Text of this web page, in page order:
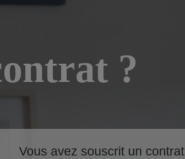
?
Vous avez souscrit un contrat